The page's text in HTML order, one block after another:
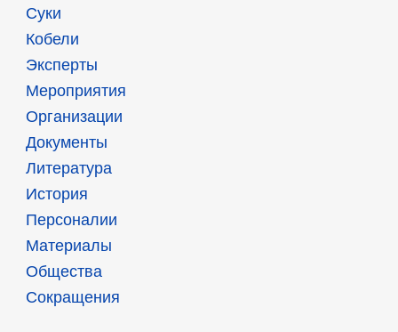
Суки
Кобели
Эксперты
Мероприятия
Организации
Документы
Литература
История
Персоналии
Материалы
Общества
Сокращения